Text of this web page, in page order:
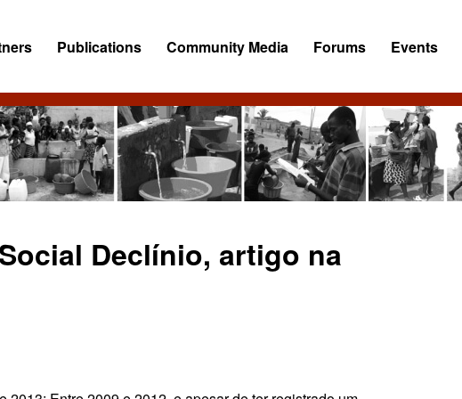
Publications Community Media Forums Events
Declínio, artigo na